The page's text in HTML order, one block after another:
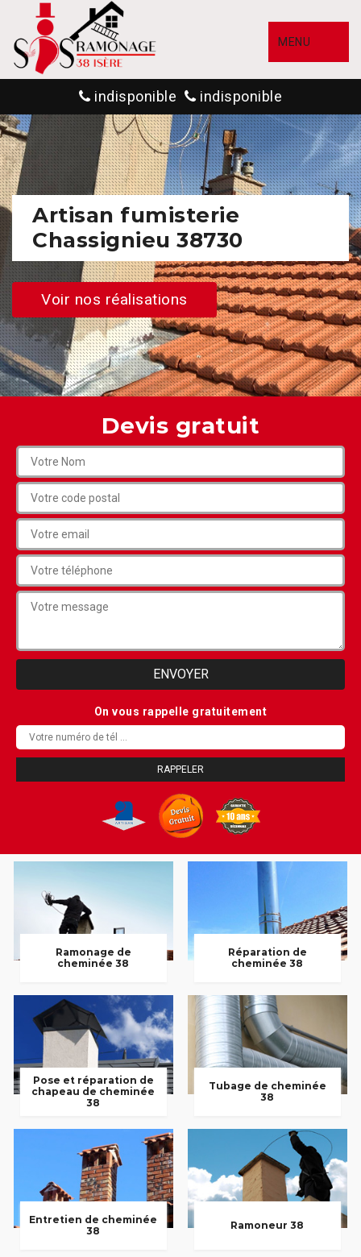
MENU
indisponible indisponible
Artisan fumisterie
Chassignieu 38730
Voir nos réalisations
Devis gratuit
On vous rappelle gratuitement
Ramonage de
cheminée 38
Réparation de
cheminée 38
Pose et réparation de
chapeau de cheminée
38
Tubage de cheminée
38
Entretien de cheminée
38
Ramoneur 38